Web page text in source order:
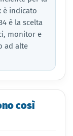
è indicato
è la scelta
monitor e
ad alte
così